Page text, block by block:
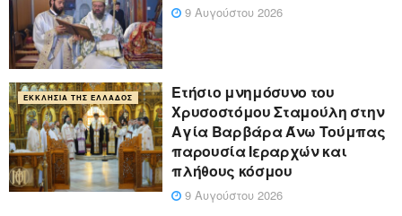
9 Αυγούστου 2026
ΕΚΚΛΗΣΊΑ ΤΗΣ ΕΛΛΆΔΟΣ
Ετήσιο μνημόσυνο του
Χρυσοστόμου Σταμούλη στην
Αγία Βαρβάρα Άνω Τούμπας
παρουσία Ιεραρχών και
πλήθους κόσμου
9 Αυγούστου 2026